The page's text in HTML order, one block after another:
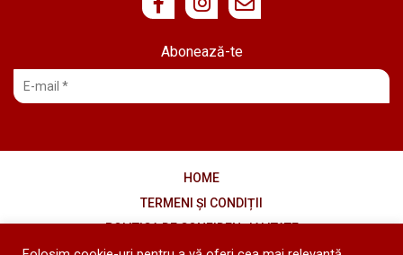
Abonează-te
HOME
TERMENI ȘI CONDIȚII
POLITICA DE CONFIDENȚIALITATE